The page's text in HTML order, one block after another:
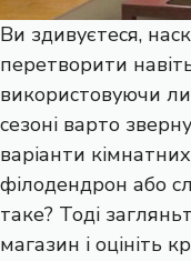
Ви здивуєтеся,
перетворити
використовуючи
сезоні варто
варіанти
філодендрон або
таке? Тоді
магазин і оцініть